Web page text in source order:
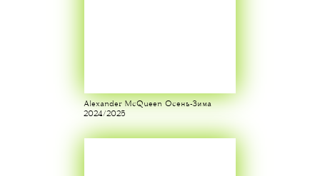
Alexander McQueen Осень-Зима
2024/2025